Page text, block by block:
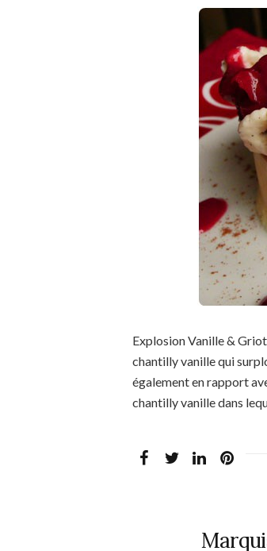
Explosion Vanille &
chantilly vanille qui
également en rapport
chantilly vanille dans